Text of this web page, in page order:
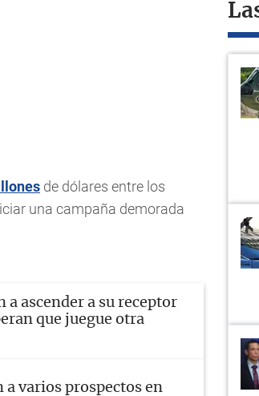
de dólares entre los
una campaña demorada
a ascender a su receptor
que juegue otra
varios prospectos en